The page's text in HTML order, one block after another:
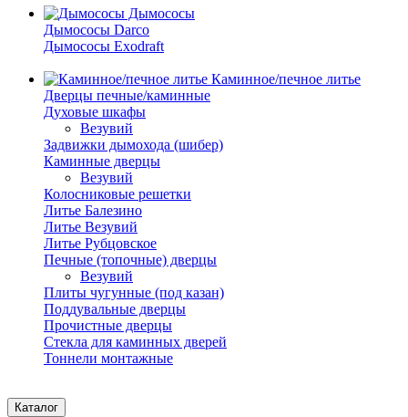
Дымососы
Дымососы Darco
Дымососы Exodraft
Каминное/печное литье
Дверцы печные/каминные
Духовые шкафы
Везувий
Задвижки дымохода (шибер)
Каминные дверцы
Везувий
Колосниковые решетки
Литье Балезино
Литье Везувий
Литье Рубцовское
Печные (топочные) дверцы
Везувий
Плиты чугунные (под казан)
Поддувальные дверцы
Прочистные дверцы
Стекла для каминных дверей
Тоннели монтажные
Каталог